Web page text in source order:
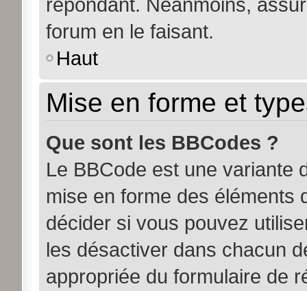
forum en le faisant.
Haut
Mise en forme et
Que sont les BBCodes ?
Le BBCode est une variante
mise en forme des éléments
décider si vous pouvez
les désactiver dans chacun
appropriée du formulaire de